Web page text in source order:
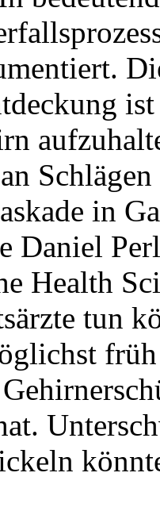
in
Daniel
Health
tun